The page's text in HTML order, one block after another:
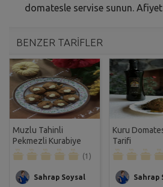
domatesle servise sunun. Afiyet
BENZER TARİFLER
Muzlu Tahinli
Pekmezli Kurabiye
Tarifi
(1)
Sahrap Soysal
Kuru
Tarifi
Sahrap